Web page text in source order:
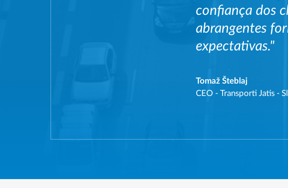
confiança dos
abrangentes
expectativas."
Tomaž Šteblaj
CEO - Transporti Jatis -